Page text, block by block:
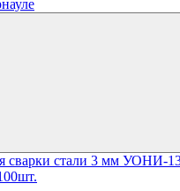
сварки стали 3 мм УОНИ-